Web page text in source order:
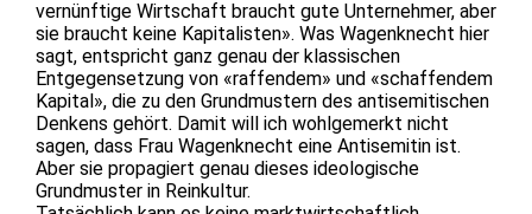
vernünftige Wirtschaft braucht gute Unternehmer, aber
sie braucht keine Kapitalisten». Was Wagenknecht hier
sagt, entspricht ganz genau der klassischen
Entgegensetzung von «raffendem» und «schaffendem
Kapital», die zu den Grundmustern des antisemitischen
Denkens gehört. Damit will ich wohlgemerkt nicht
sagen, dass Frau Wagenknecht eine Antisemitin ist.
Aber sie propagiert genau dieses ideologische
Grundmuster in Reinkultur.